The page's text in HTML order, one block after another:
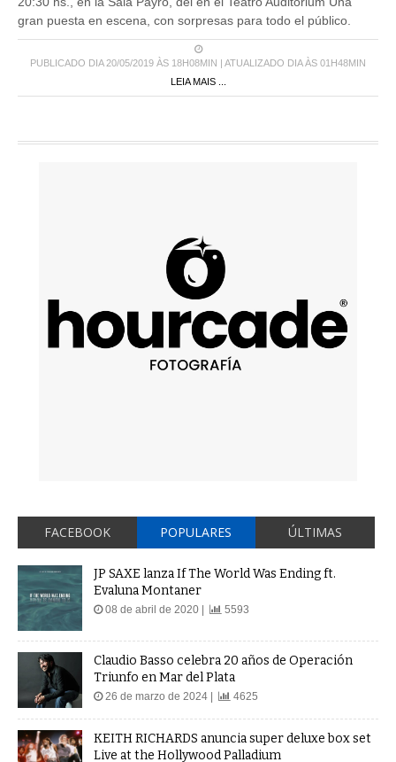
gran puesta en escena, con sorpresas para todo el público.
PUBLICADO DIA 20/05/2019 ÀS 18H08MIN | ATUALIZADO DIA ÀS 01H48MIN
LEIA MAIS ...
FACEBOOK POPULARES ÚLTIMAS
JP SAXE lanza If The World Was Ending ft.
Evaluna Montaner
08 de abril de 2020 | 5593
Claudio Basso celebra 20 años de Operación
Triunfo en Mar del Plata
26 de marzo de 2024 | 4625
KEITH RICHARDS anuncia super deluxe box set
Live at the Hollywood Palladium